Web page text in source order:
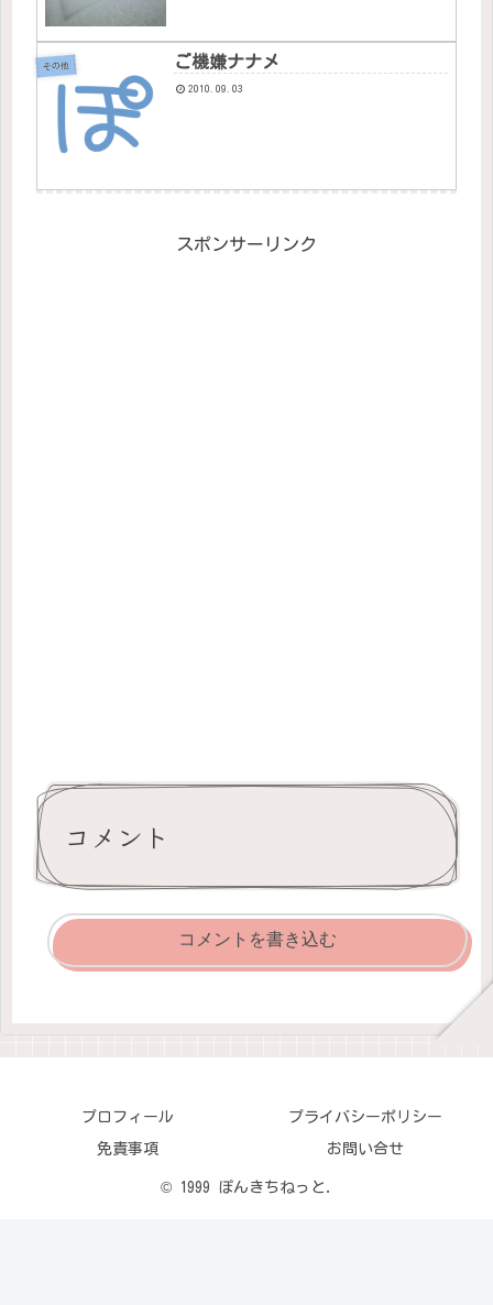
その他 ご機嫌ナナメ
2010.09.03
スポンサーリンク
コメント
コメントを書き込む
プロフィール プライバシーポリシー
免責事項 お問い合せ
© 1999 ぽんきちねっと.